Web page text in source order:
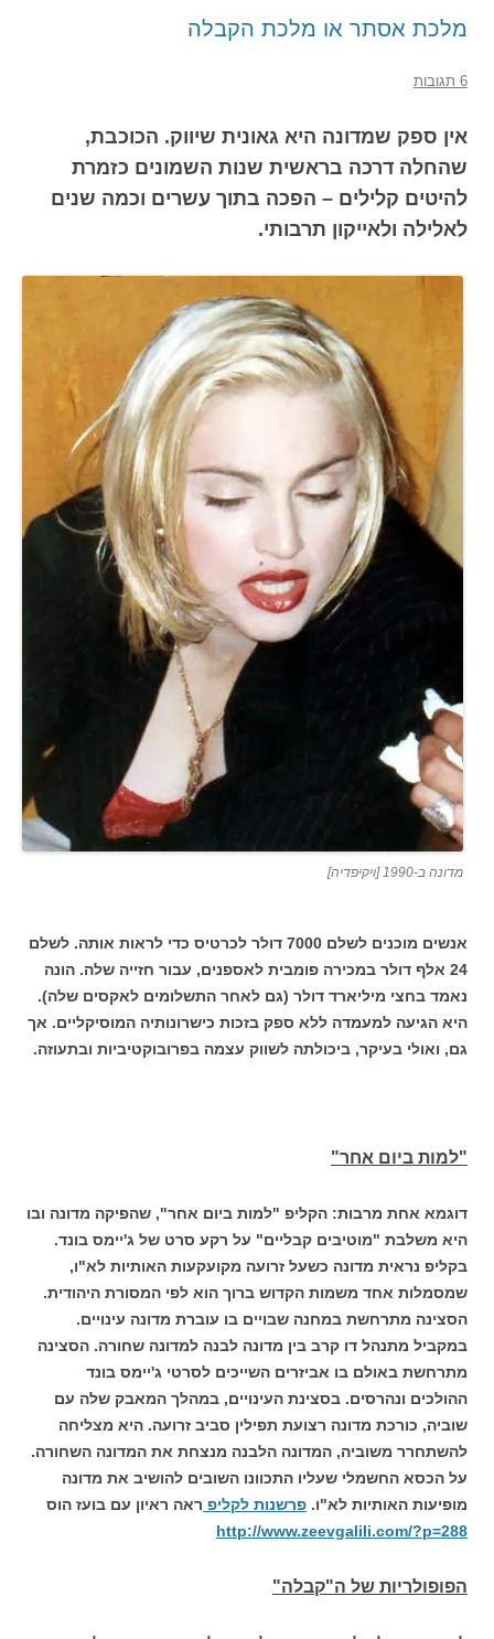
מלכת אסתר או מלכת הקבלה
6 תגובות
אין ספק שמדונה היא גאונית שיווק. הכוכבת,
שהחלה דרכה בראשית שנות השמונים כזמרת
להיטים קלילים – הפכה בתוך עשרים וכמה שנים
לאלילה ולאייקון תרבותי.
מדונה ב-1990 [ויקיפדיה]
אנשים מוכנים לשלם 7000 דולר לכרטיס כדי לראות אותה. לשלם
24 אלף דולר במכירה פומבית לאספנים, עבור חזייה שלה. הונה
נאמד בחצי מיליארד דולר (גם לאחר התשלומים לאקסים שלה).
היא הגיעה למעמדה ללא ספק בזכות כישרונותיה המוסיקליים. אך
גם, ואולי בעיקר, ביכולתה לשווק עצמה בפרובוקטיביות ובתעוזה.
"למות ביום אחר"
דוגמא אחת מרבות: הקליפ "למות ביום אחר", שהפיקה מדונה ובו
היא משלבת "מוטיבים קבליים" על רקע סרט של ג'יימס בונד.
בקליפ נראית מדונה כשעל זרועה מקועקעות האותיות לא"ו,
שמסמלות אחד משמות הקדוש ברוך הוא לפי המסורת היהודית.
הסצינה מתרחשת במחנה שבויים בו עוברת מדונה עינויים.
במקביל מתנהל דו קרב בין מדונה לבנה למדונה שחורה. הסצינה
מתרחשת באולם בו אביזרים השייכים לסרטי ג'יימס בונד
ההולכים ונהרסים. בסצינת העינויים, במהלך המאבק שלה עם
שוביה, כורכת מדונה רצועת תפילין סביב זרועה. היא מצליחה
להשתחרר משוביה, המדונה הלבנה מנצחת את המדונה השחורה.
על הכסא החשמלי שעליו התכוונו השובים להושיב את מדונה
מופיעות האותיות לא"ו. פרשנות לקליפ ראה ראיון עם בועז הוס
http://www.zeevgalili.com/?p=288
הפופולריות של ה"קבלה"